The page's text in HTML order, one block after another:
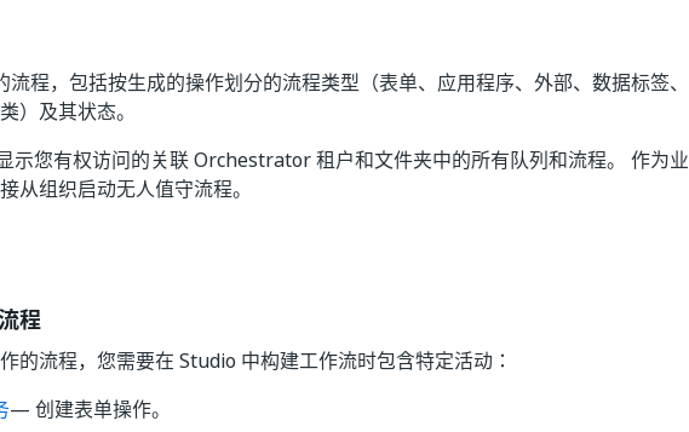
程，包括按生成的操作划分的流程类型（表单、应用程序、外部、数据标签、
）及其状态。
示您有权访问的关联 Orchestrator 租户和文件夹中的所有队列和流程。 作为业
从组织启动无人值守流程。
程
的流程，您需要在 Studio 中构建工作流时包含特定活动：
— 创建表单操作。